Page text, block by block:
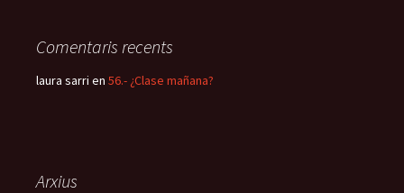
Comentaris recents
laura sarri en 56.- ¿Clase mañana?
Arxius